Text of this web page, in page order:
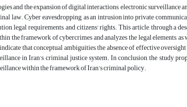
and the expansion of digital interactions, electronic surveillance
law. Cyber eavesdropping, as an intrusion into private
legal requirements, and citizens' rights. This article, through a
the framework of cybercrimes and analyzes the legal elements,
that conceptual ambiguities, the absence of effective
in Iran’s criminal justice system. In conclusion, the study
within the framework of Iran’s criminal policy.